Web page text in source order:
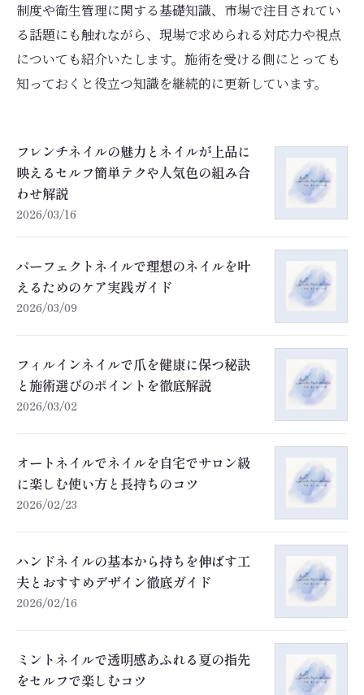
制度や衛生管理に関する基礎知識、市場で注目されてい
る話題にも触れながら、現場で求められる対応力や視点
についても紹介いたします。施術を受ける側にとっても
知っておくと役立つ知識を継続的に更新しています。
フレンチネイルの魅力とネイルが上品に
映えるセルフ簡単テクや人気色の組み合
わせ解説
2026/03/16
パーフェクトネイルで理想のネイルを叶
えるためのケア実践ガイド
2026/03/09
フィルインネイルで爪を健康に保つ秘訣
と施術選びのポイントを徹底解説
2026/03/02
オートネイルでネイルを自宅でサロン級
に楽しむ使い方と長持ちのコツ
2026/02/23
ハンドネイルの基本から持ちを伸ばす工
夫とおすすめデザイン徹底ガイド
2026/02/16
ミントネイルで透明感あふれる夏の指先
をセルフで楽しむコツ